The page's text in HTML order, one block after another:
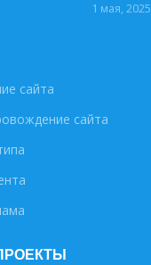
1 мая, 2025
сайта
сайта